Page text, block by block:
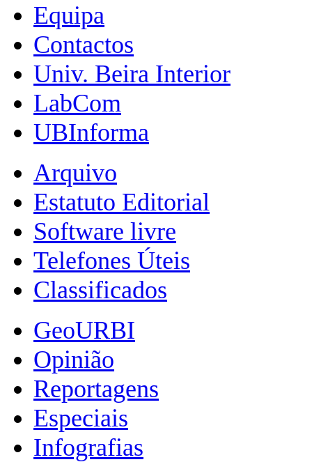
Equipa
Contactos
Univ. Beira Interior
LabCom
UBInforma
Arquivo
Estatuto Editorial
Software livre
Telefones Úteis
Classificados
GeoURBI
Opinião
Reportagens
Especiais
Infografias